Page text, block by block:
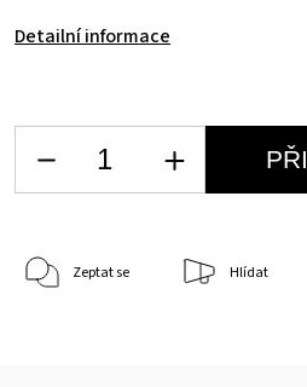
Detailní informace
Zeptat se Hlídat